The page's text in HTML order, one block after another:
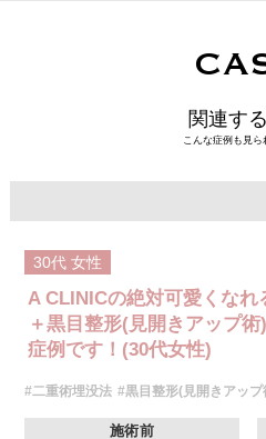
関連す
こんな症例も見ら
30代 女性
A CLINICの絶対可愛くなれ
＋黒目整形(見開きアップ
症例です！(30代女性)
#二重術埋没法 #黒目整形(見開きアップ
施術前